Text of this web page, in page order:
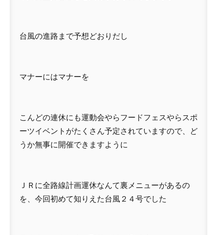
台風の進路まで予想どおりだし
マナーにはマナーを
こんどの連休にも運動会やらフードフェスやらスポ
ーツイベントがたくさん予定されていますので、ど
うか無事に開催できますように
ＪＲに全路線計画運休なんて裏メニューがあるの
を、今回初めて知りえた台風２４号でした